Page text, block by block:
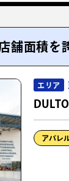
舗面積を
エリア
アパレ